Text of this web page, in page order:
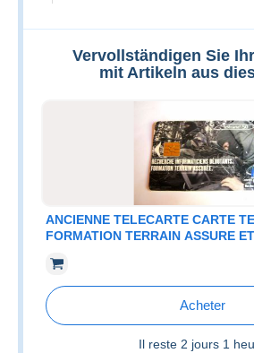
Vervollständigen Sie
mit Artikeln aus
ANCIENNE TELECARTE CARTE
FORMATION TERRAIN ASSURE
Acheter
Il reste 2 jours 1